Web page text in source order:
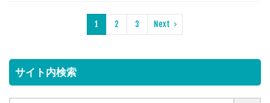
1 2 3 Next
サイト内検索